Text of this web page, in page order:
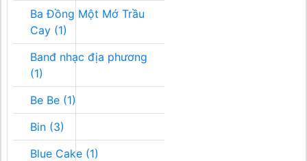
Ba Đồng Một Mớ Trầu
Cay (1)
Banđ nhạc địa phương
(1)
Be Be (1)
Bin (3)
Blue Cake (1)